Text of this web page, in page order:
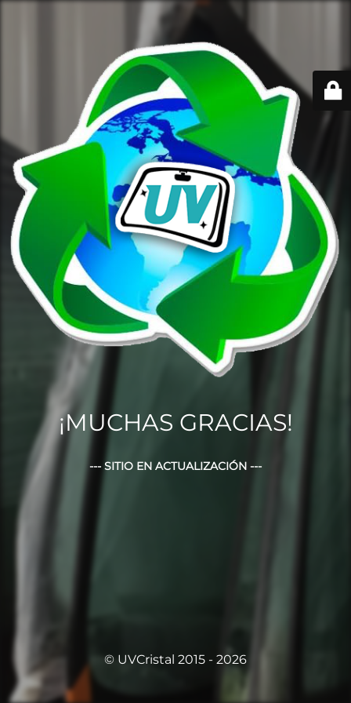
¡MUCHAS GRACIAS!
--- SITIO EN ACTUALIZACIÓN ---
© UVCristal 2015 - 2026